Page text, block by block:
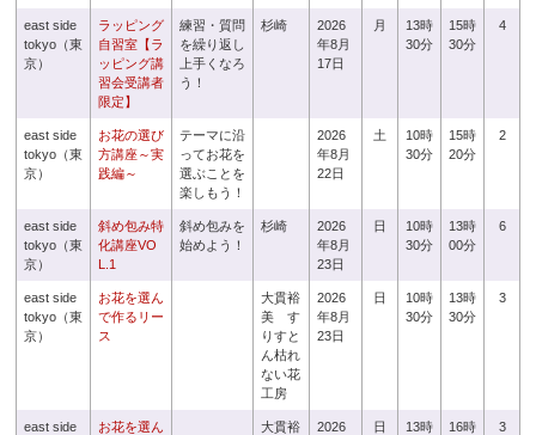
east side
tokyo（東
京）
ラッピング
自習室【ラ
ッピング講
習会受講者
限定】
練習・質問
を繰り返し
上手くなろ
う！
杉崎
2026
年8月
17日
月
13時
30分
15時
30分
4
east side
tokyo（東
京）
お花の選び
方講座～実
践編～
テーマに沿
ってお花を
選ぶことを
楽しもう！
2026
年8月
22日
土
10時
30分
15時
20分
2
east side
tokyo（東
京）
斜め包み特
化講座VO
L.1
斜め包みを
始めよう！
杉崎
2026
年8月
23日
日
10時
30分
13時
00分
6
east side
tokyo（東
京）
お花を選ん
で作るリー
ス
大貫裕
美 す
りすと
ん枯れ
ない花
工房
2026
年8月
23日
日
10時
30分
13時
30分
3
east side
お花を選ん
大貫裕
2026
日
13時
16時
3